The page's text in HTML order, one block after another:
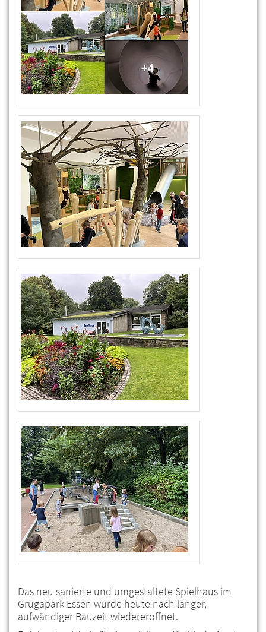
Das neu sanierte und umgestaltete Spielhaus im
Grugapark Essen wurde heute nach langer,
aufwändiger Bauzeit wiedereröffnet.